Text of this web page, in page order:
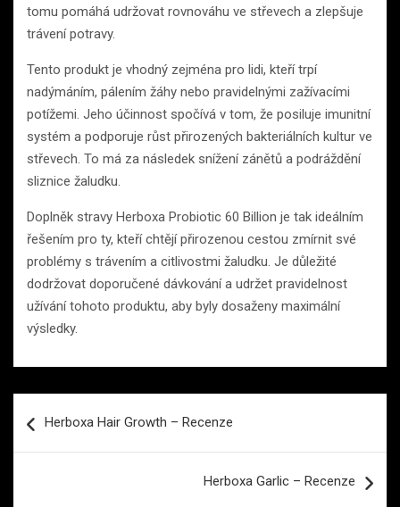
tomu pomáhá udržovat rovnováhu ve střevech a zlepšuje
trávení potravy.
Tento produkt je vhodný zejména pro lidi, kteří trpí
nadýmáním, pálením žáhy nebo pravidelnými zažívacími
potížemi. Jeho účinnost spočívá v tom, že posiluje imunitní
systém a podporuje růst přirozených bakteriálních kultur ve
střevech. To má za následek snížení zánětů a podráždění
sliznice žaludku.
Doplněk stravy Herboxa Probiotic 60 Billion je tak ideálním
řešením pro ty, kteří chtějí přirozenou cestou zmírnit své
problémy s trávením a citlivostmi žaludku. Je důležité
dodržovat doporučené dávkování a udržet pravidelnost
užívání tohoto produktu, aby byly dosaženy maximální
výsledky.
proHerboxa Hair Growth – Recenze
Herboxa Garlic – Recenze